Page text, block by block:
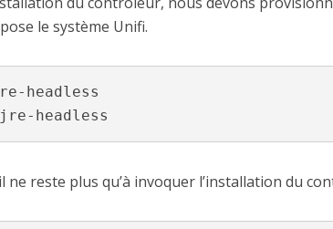
le système Unifi.
headless
headless
reste plus qu’à invoquer l’installation du